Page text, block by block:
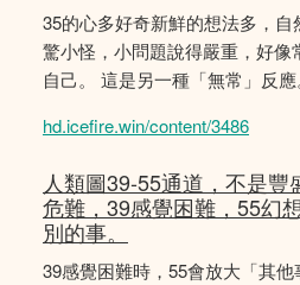
35的心多好奇新鮮的想法多，
驚小怪，小問題說得嚴重，好
自己。 這是另一種「無常」反應
hd.icefire.win/content/3486
人類圖39-55通道，不是
危難，39感覺困難，55幻
別的事。
39感覺困難時，55會放大「其